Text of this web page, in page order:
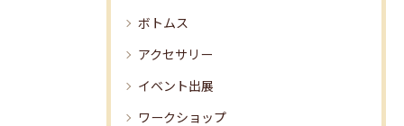
ボトムス
アクセサリー
イベント出展
ワークショップ